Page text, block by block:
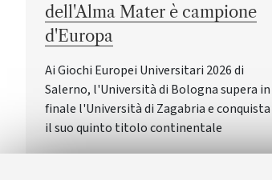
dell'Alma Mater è campione
d'Europa
Ai Giochi Europei Universitari 2026 di
Salerno, l'Università di Bologna supera in
finale l'Università di Zagabria e conquista
il suo quinto titolo continentale